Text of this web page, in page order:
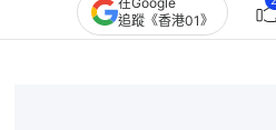
追蹤《香港01》